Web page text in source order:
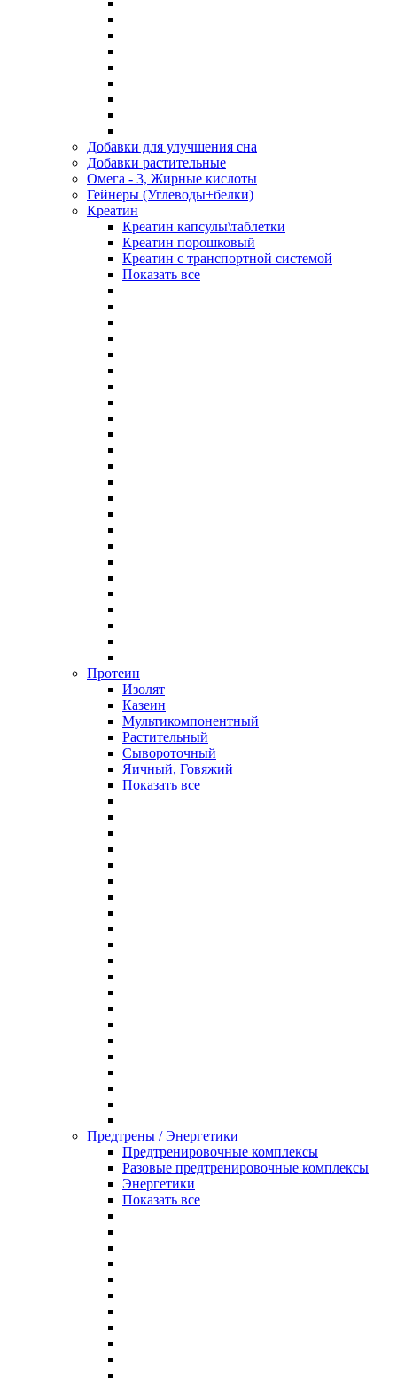
Добавки для улучшения сна
Добавки растительные
Омега - 3, Жирные кислоты
Гейнеры (Углеводы+белки)
Креатин
Креатин капсулы\таблетки
Креатин порошковый
Креатин с транспортной системой
Показать все
Протеин
Изолят
Казеин
Мультикомпонентный
Растительный
Сывороточный
Яичный, Говяжий
Показать все
Предтрены / Энергетики
Предтренировочные комплексы
Разовые предтренировочные комплексы
Энергетики
Показать все